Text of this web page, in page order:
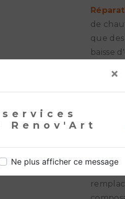
×
Renov'Art
Ne plus afficher ce message
de
que
baisse
votre
nous